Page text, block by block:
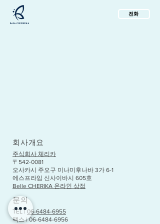
전화
회사개요
주식회사 체리카
〒542-0081
오사카시 주오구 미나미후나바 3가 6-1
에스프라임 신사이바시 605호
Belle CHERIKA 온라인 상점
문의
TEL |06-6484-6955
팩스 |06-6484-6956